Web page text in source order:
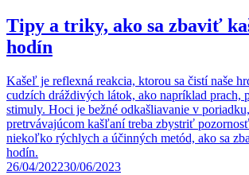
Tipy a triky, ako sa zbaviť
hodín
Kašeľ je reflexná reakcia, ktorou sa čistí naše
cudzích dráždivých látok, ako napríklad prach,
stimuly. Hoci je bežné odkašliavanie v
pretrvávajúcom kašľaní treba zbystriť
niekoľko rýchlych a účinných metód, ako sa
hodín.
26/04/202230/06/2023